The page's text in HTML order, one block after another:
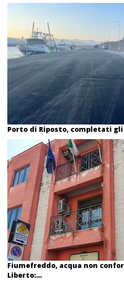
Porto di Riposto, completati
Fiumefreddo, acqua non
Liberto:...